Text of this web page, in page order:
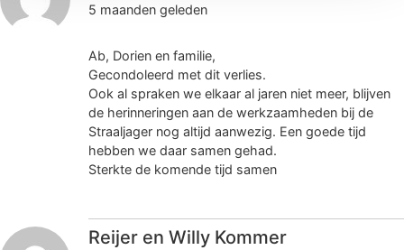
5 maanden geleden
Ab, Dorien en familie,
Gecondoleerd met dit verlies.
Ook al spraken we elkaar al jaren niet meer, blijven
de herinneringen aan de werkzaamheden bij de
Straaljager nog altijd aanwezig. Een goede tijd
hebben we daar samen gehad.
Sterkte de komende tijd samen
Reijer en Willy Kommer